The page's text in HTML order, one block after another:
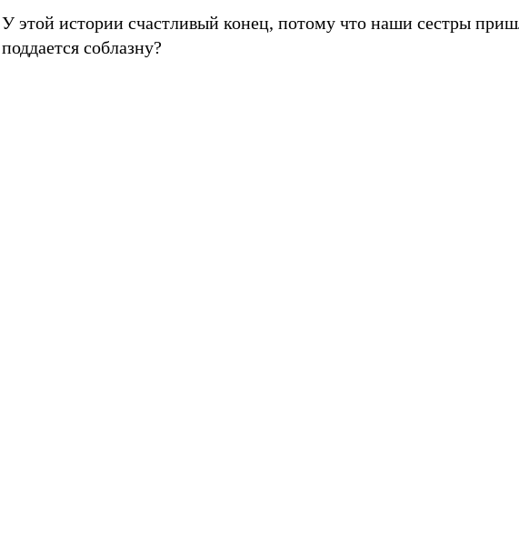
У этой истории счастливый конец, потому что наши сестры
поддается соблазну?